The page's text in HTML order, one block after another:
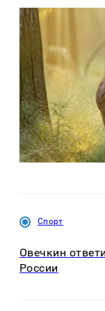
Спорт
Овечкин
России